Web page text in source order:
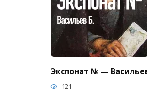
Экспонат № —
121